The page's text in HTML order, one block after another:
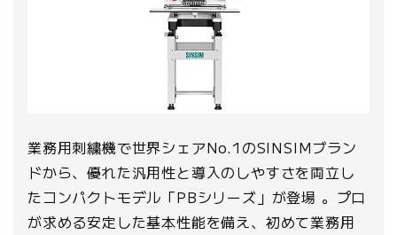
業務用刺繍機で世界シェアNo.1のSINSIMブラン
ドから、優れた汎用性と導入のしやすさを両立し
たコンパクトモデル「PBシリーズ」が登場 。プロ
が求める安定した基本性能を備え、初めて業務用